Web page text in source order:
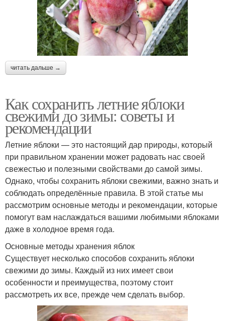
читать дальше →
Как сохранить летние яблоки
свежими до зимы: советы и
рекомендации
Летние яблоки — это настоящий дар природы, который
при правильном хранении может радовать нас своей
свежестью и полезными свойствами до самой зимы.
Однако, чтобы сохранить яблоки свежими, важно знать и
соблюдать определённые правила. В этой статье мы
рассмотрим основные методы и рекомендации, которые
помогут вам наслаждаться вашими любимыми яблоками
даже в холодное время года.
Основные методы хранения яблок
Существует несколько способов сохранить яблоки
свежими до зимы. Каждый из них имеет свои
особенности и преимущества, поэтому стоит
рассмотреть их все, прежде чем сделать выбор.